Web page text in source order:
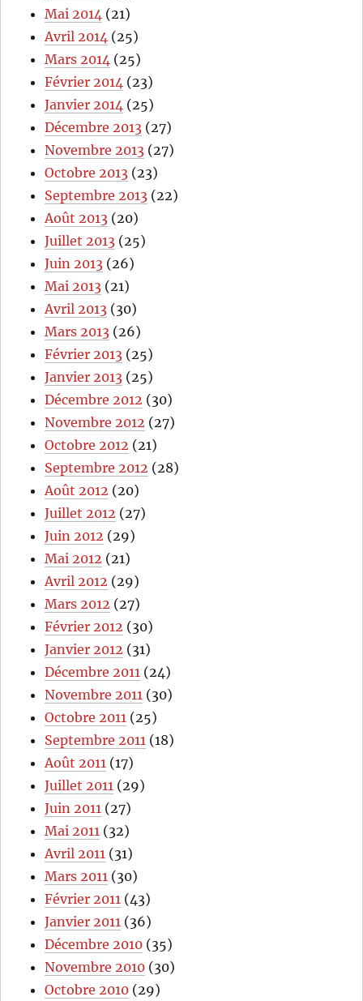
Mai 2014 (21)
Avril 2014 (25)
Mars 2014 (25)
Février 2014 (23)
Janvier 2014 (25)
Décembre 2013 (27)
Novembre 2013 (27)
Octobre 2013 (23)
Septembre 2013 (22)
Août 2013 (20)
Juillet 2013 (25)
Juin 2013 (26)
Mai 2013 (21)
Avril 2013 (30)
Mars 2013 (26)
Février 2013 (25)
Janvier 2013 (25)
Décembre 2012 (30)
Novembre 2012 (27)
Octobre 2012 (21)
Septembre 2012 (28)
Août 2012 (20)
Juillet 2012 (27)
Juin 2012 (29)
Mai 2012 (21)
Avril 2012 (29)
Mars 2012 (27)
Février 2012 (30)
Janvier 2012 (31)
Décembre 2011 (24)
Novembre 2011 (30)
Octobre 2011 (25)
Septembre 2011 (18)
Août 2011 (17)
Juillet 2011 (29)
Juin 2011 (27)
Mai 2011 (32)
Avril 2011 (31)
Mars 2011 (30)
Février 2011 (43)
Janvier 2011 (36)
Décembre 2010 (35)
Novembre 2010 (30)
Octobre 2010 (29)